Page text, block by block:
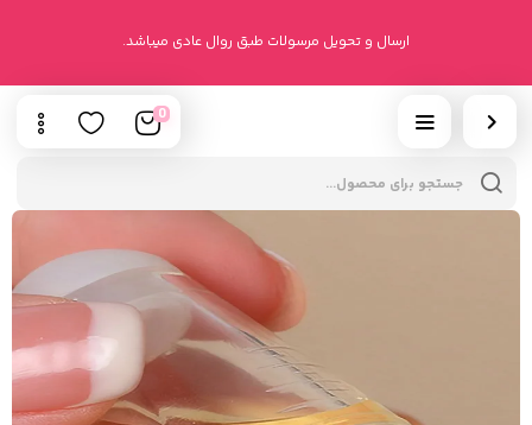
ارسال و تحویل مرسولات طبق روال عادی میباشد.
0